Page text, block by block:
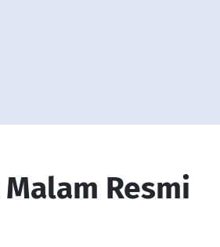
Resmi